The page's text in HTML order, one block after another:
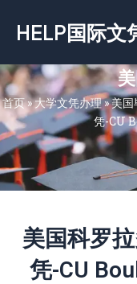
容
HELP国际文
首页»大学文凭办理»美国
凭-CU
美国科罗
凭-CU